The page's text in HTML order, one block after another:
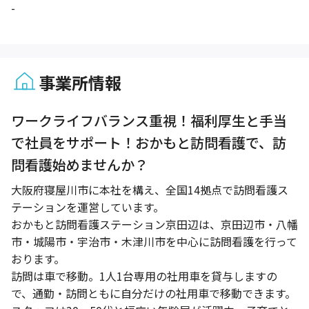
-
事業所情報
ワークライフバランス重視！福利厚生と手当
で社員をサポート！おかもと訪問看護で、訪
問看護始めませんか？
大阪府寝屋川市に本社を構え、全国14拠点で訪問看護ス
テーションを運営しています。
おかもと訪問看護ステーション京田辺は、京田辺市・八幡
市・城陽市・宇治市・木津川市を中心に訪問看護を行って
おります。
訪問は車で移動。1人1台専用の社用車を貸与しますの
で、通勤・訪問ともに自分だけの社用車で移動できます。